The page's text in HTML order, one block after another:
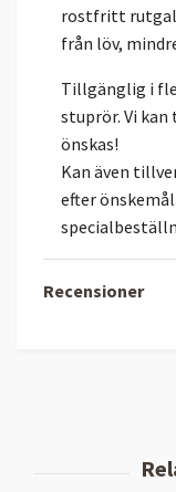
rostfritt
från löv,
Tillgänglig i
stuprör. Vi
önskas!
Kan även
efter
Recensioner